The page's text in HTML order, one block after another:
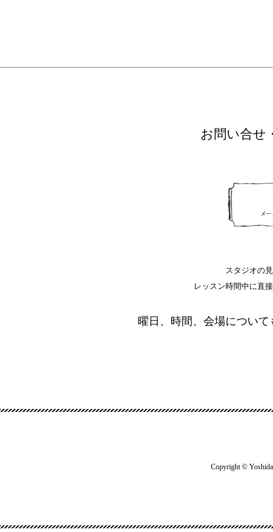
お問い合せ
スタジオの
レッスン時間中に直
曜日、時間、会場につい
Copyright ©